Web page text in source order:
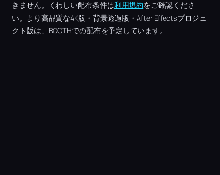
きません。くわしい配布条件は利用規約をご確認くださ
い。より高品質な4K版・背景透過版・After Effectsプロジェ
クト版は、BOOTHでの配布を予定しています。